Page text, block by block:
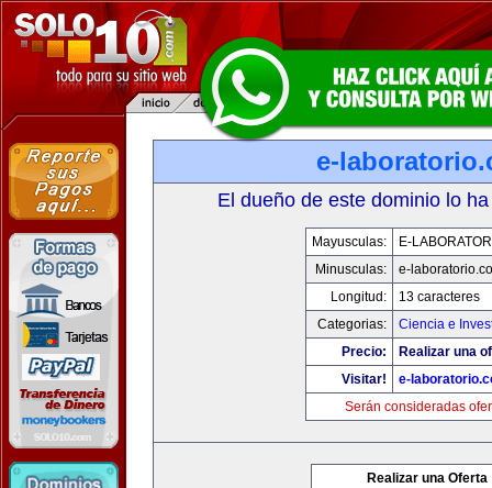
e-
El dueño de este dominio lo
Mayusculas:
E-
Minusculas:
e-
Longitud:
13 caracteres
Categorias:
Ciencia e
Precio:
Realizar una
Visitar!
e-
Serán consideradas
Realizar una Oferta